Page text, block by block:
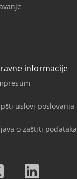
informacije
uslovi poslovanja
o zaštiti podataka